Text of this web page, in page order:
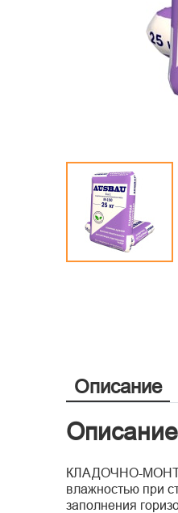
Описание
КЛАДОЧНО-
влажностью при
заполнения